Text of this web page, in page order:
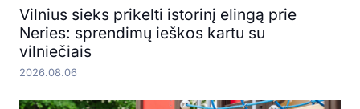
Vilnius sieks prikelti istorinį elingą prie
Neries: sprendimų ieškos kartu su
vilniečiais
2026.08.06